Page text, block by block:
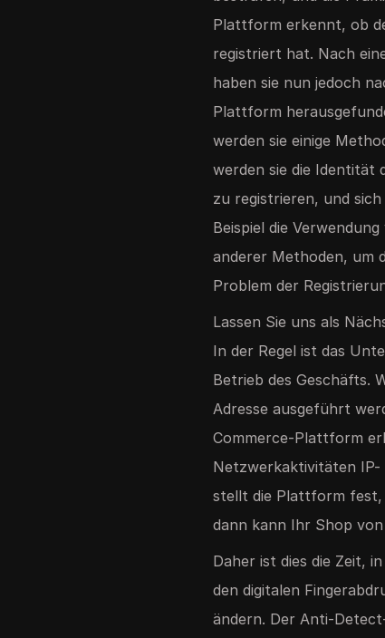
Plattform erkennt, ob
registriert hat. Nach
haben sie nun jedoch
Plattform
werden sie einige
werden sie die Identität
zu registrieren, und
Beispiel die
anderer Methoden, um
Problem der
Lassen Sie uns als
In der Regel ist das
Betrieb des Geschäfts.
Adresse ausgeführt
Commerce-Plattform
Netzwerkaktivitäten IP-
stellt die Plattform fest,
dann kann Ihr Shop
Daher ist dies die Zeit,
den digitalen
ändern. Der Anti-